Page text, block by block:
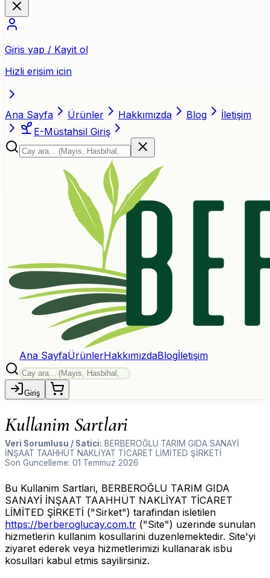
Giris yap / Kayit ol
Hizli erisim icin
Ana Sayfa Ürünler Hakkımızda Blog
İletişim
E-Müstahsil Giriş
Ana SayfaÜrünlerHakkımızdaBlogİletişim
Giriş
Kullanim Sartlari
Veri Sorumlusu / Satici: BERBEROĞLU TARIM GIDA SANAYİ
İNŞAAT TAAHHÜT NAKLİYAT TİCARET LİMİTED ŞİRKETİ
Son Guncelleme: 01 Temmuz 2026
Bu Kullanim Sartlari, BERBEROĞLU TARIM GIDA
SANAYİ İNŞAAT TAAHHÜT NAKLİYAT TİCARET
LİMİTED ŞİRKETİ ("Sirket") tarafindan isletilen
https://berberoglucay.com.tr ("Site") uzerinde sunulan
hizmetlerin kullanim kosullarini duzenlemektedir. Site'yi
ziyaret ederek veya hizmetlerimizi kullanarak isbu
kosullari kabul etmis sayilirsiniz.